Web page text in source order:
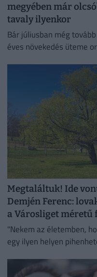
megyében már
tavaly ilyenkor
Bár júliusban még
éves növekedés üteme
Megtaláltuk! Ide
Demjén Ferenc:
a Városliget méretű
"Nekem az életemben,
egy ilyen helyen
természetbe."